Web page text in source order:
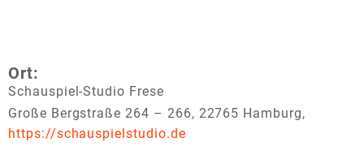
Ort:
Schauspiel-Studio Frese
Große Bergstraße 264 – 266, 22765 Hamburg,
https://schauspielstudio.de